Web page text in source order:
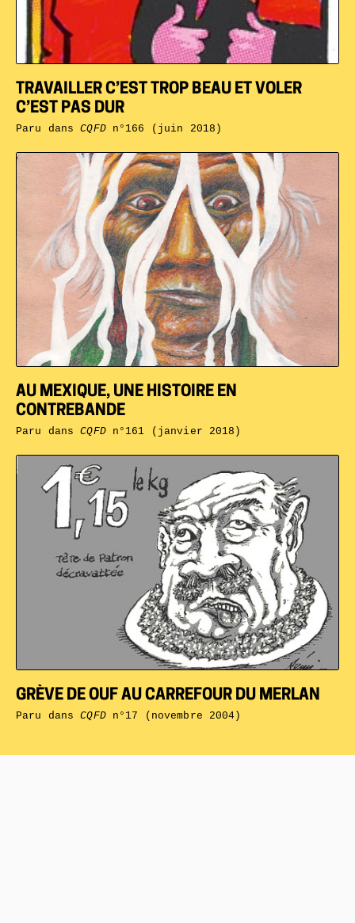
GRÈVE DE OUF AU CARREFOUR DU MERLAN
Paru dansCQFDn°17 (novembre 2004)
AU MEXIQUE, UNE HISTOIRE EN
CONTREBANDE
Paru dansCQFDn°161 (janvier 2018)
TRAVAILLER C’EST TROP BEAU ET VOLER
C’EST PAS DUR
Paru dansCQFDn°166 (juin 2018)